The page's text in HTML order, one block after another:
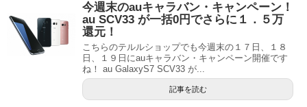
今週末のauキャラバン・キャンペーン！
au SCV33 が一括0円でさらに１．５万
還元！
こちらのテルルショップでも今週末の１７日、１８
日、１９日にauキャラバン・キャンペーン開催です
ね！ au GalaxyS7 SCV33 が...
記事を読む